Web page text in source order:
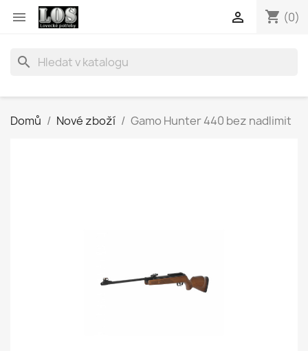
 shopping_cart (0)

search
Domů Nové zboží Gamo Hunter 440 bez nadlimit